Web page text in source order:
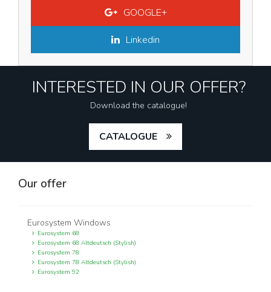
GOOGLE+
Linkedin
INTERESTED IN OUR OFFER?
Download the catalogue!
CATALOGUE
Our offer
Eurosystem Windows
Eurosystem 68
Eurosystem 68 Altdeutsch (Stylish)
Eurosystem 78
Eurosystem 78 Altdeutsch (Stylish)
Eurosystem 92